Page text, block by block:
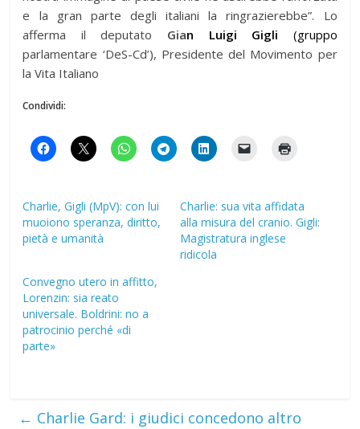
e la gran parte degli italiani la ringrazierebbe”. Lo
afferma il deputato Gian Luigi Gigli (gruppo
parlamentare ‘DeS-Cd’), Presidente del Movimento per
la Vita Italiano
Condividi:
Charlie, Gigli (MpV): con lui
muoiono speranza, diritto,
pietà e umanità
Charlie: sua vita affidata
alla misura del cranio. Gigli:
Magistratura inglese
ridicola
Convegno utero in affitto,
Lorenzin: sia reato
universale. Boldrini: no a
patrocinio perché «di
parte»
← Charlie Gard: i giudici concedono altro